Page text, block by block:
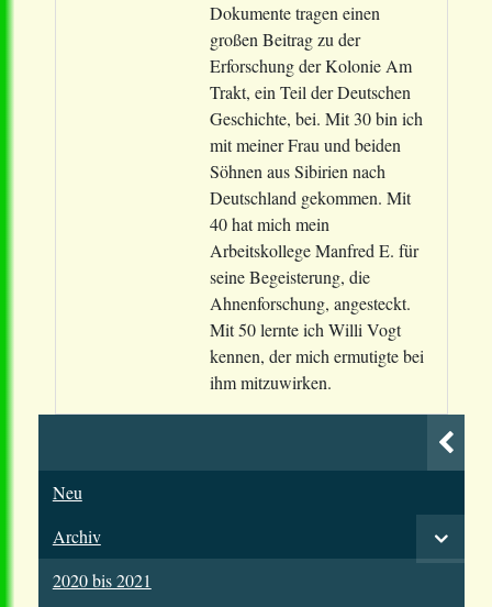
Dokumente tragen einen
großen Beitrag zu der
Erforschung der Kolonie Am
Trakt, ein Teil der Deutschen
Geschichte, bei. Mit 30 bin ich
mit meiner Frau und beiden
Söhnen aus Sibirien nach
Deutschland gekommen. Mit
40 hat mich mein
Arbeitskollege Manfred E. für
seine Begeisterung, die
Ahnenforschung, angesteckt.
Mit 50 lernte ich Willi Vogt
kennen, der mich ermutigte bei
ihm mitzuwirken.
Neu
Archiv
2020 bis 2021